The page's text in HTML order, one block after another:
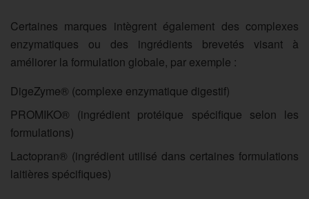
Certaines marques intègrent également des complexes
enzymatiques ou des ingrédients brevetés visant à
améliorer la formulation globale, par exemple :
DigeZyme® (complexe enzymatique digestif)
PROMIKO® (ingrédient protéique spécifique selon les
formulations)
Lactopran® (ingrédient utilisé dans certaines formulations
laitières spécifiques)